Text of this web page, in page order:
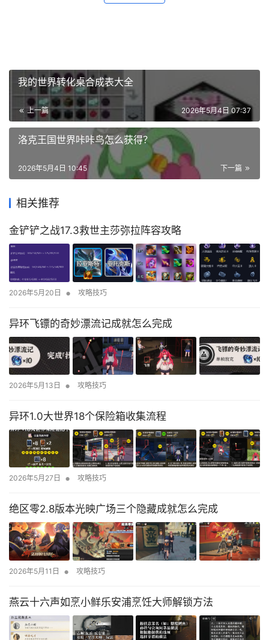
我的世界转化桌合成表大全
上一篇 2026年5月4日 07:37
洛克王国世界咔咔鸟怎么获得？
下一篇
2026年5月4日 10:45
相关推荐
金铲铲之战17.3救世主莎弥拉阵容攻略
2026年5月20日 • 攻略技巧
异环飞镖的奇妙漂流记成就怎么完成
2026年5月13日 • 攻略技巧
异环1.0大世界18个保险箱收集流程
2026年5月27日 • 攻略技巧
绝区零2.8版本光映广场三个隐藏成就怎么完成
2026年5月11日 • 攻略技巧
燕云十六声如烹小鲜乐安浦烹饪大师解锁方法